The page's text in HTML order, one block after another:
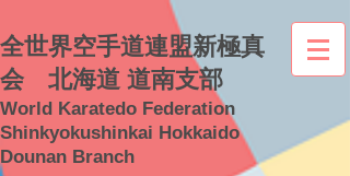
全世界空手道連盟新極真
会 北海道 道南支部
World Karatedo Federation
Shinkyokushinkai Hokkaido
Dounan Branch